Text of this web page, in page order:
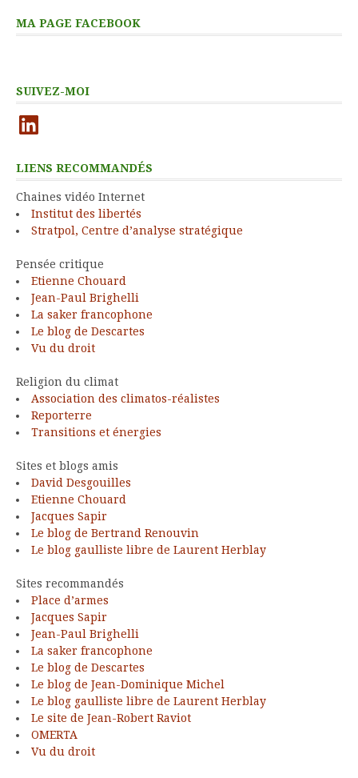
MA PAGE FACEBOOK
SUIVEZ-MOI
LinkedIn
LIENS RECOMMANDÉS
Chaines vidéo Internet
Institut des libertés
Stratpol, Centre d’analyse stratégique
Pensée critique
Etienne Chouard
Jean-Paul Brighelli
La saker francophone
Le blog de Descartes
Vu du droit
Religion du climat
Association des climatos-réalistes
Reporterre
Transitions et énergies
Sites et blogs amis
David Desgouilles
Etienne Chouard
Jacques Sapir
Le blog de Bertrand Renouvin
Le blog gaulliste libre de Laurent Herblay
Sites recommandés
Place d’armes
Jacques Sapir
Jean-Paul Brighelli
La saker francophone
Le blog de Descartes
Le blog de Jean-Dominique Michel
Le blog gaulliste libre de Laurent Herblay
Le site de Jean-Robert Raviot
OMERTA
Vu du droit